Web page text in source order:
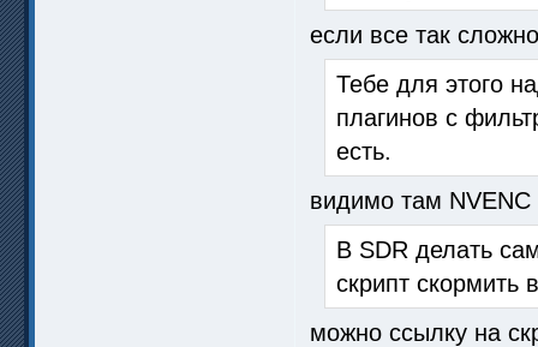
если все так
Тебе для этого
плагинов с
есть.
видимо там NVENС
В SDR делать
скрипт скормить
можно ссылку на